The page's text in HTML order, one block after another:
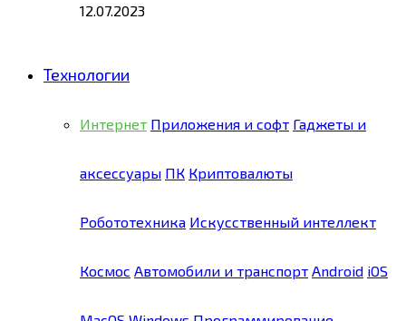
12.07.2023
Технологии
Интернет Приложения и софт Гаджеты и
аксессуары ПК Криптовалюты
Робототехника Искусственный интеллект
Космос Автомобили и транспорт Android iOS